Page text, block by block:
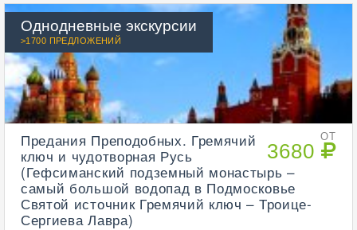
Однодневные экскурсии
>1700 ПРЕДЛОЖЕНИЙ
ОТ
3680
Предания Преподобных. Гремячий
ключ и чудотворная Русь
(Гефсиманский подземный монастырь –
самый большой водопад в Подмосковье
Святой источник Гремячий ключ – Троице-
Сергиева Лавра)